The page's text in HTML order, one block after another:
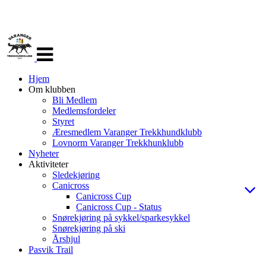
navigasjon
Hjem
Om klubben
Bli Medlem
Medlemsfordeler
Styret
Æresmedlem Varanger Trekkhundklubb
Lovnorm Varanger Trekkhunklubb
Nyheter
Aktiviteter
Sledekjøring
Canicross
Canicross Cup
Canicross Cup - Status
Snørekjøring på sykkel/sparkesykkel
Snørekjøring på ski
Årshjul
Pasvik Trail